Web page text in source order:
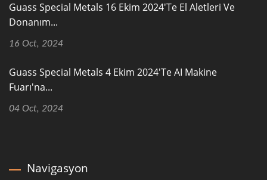
Guass Special Metals 16 Ekim 2024'te El Aletleri Ve
Donanım...
16 Oct, 2024
Guass Special Metals 4 Ekim 2024'te AI Makine
Fuarı'na...
04 Oct, 2024
Navigasyon